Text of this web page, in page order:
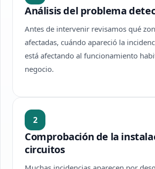
Análisis del problema
Antes de intervenir revisamos qué
afectadas, cuándo apareció la
está afectando al funcionamiento
negocio.
2
Comprobación de la
circuitos